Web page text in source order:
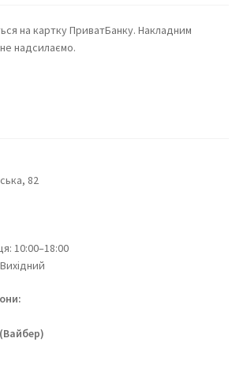
на картку ПриватБанку. Накладним
надсилаємо.
82
10:00–18:00